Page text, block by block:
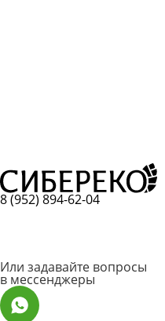
8 (952) 894-62-04
Или задавайте вопросы
в мессенджеры